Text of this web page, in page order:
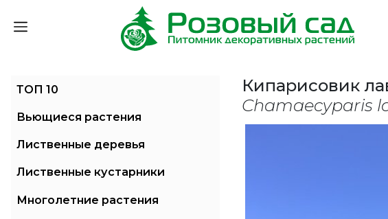
ТОП 10
Вьющиеся растения
Лиственные деревья
Лиственные кустарники
Многолетние растения
Кипарисовик
Chamaecyparis